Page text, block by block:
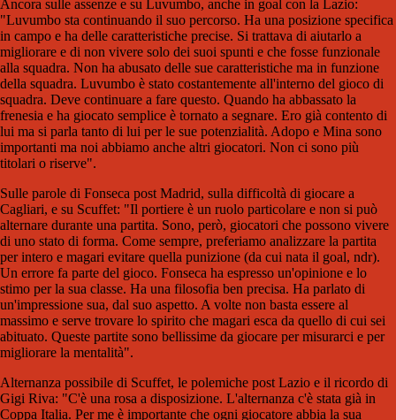
Ancora sulle assenze e su Luvumbo, anche in goal con la Lazio:
"Luvumbo sta continuando il suo percorso. Ha una posizione specifica
in campo e ha delle caratteristiche precise. Si trattava di aiutarlo a
migliorare e di non vivere solo dei suoi spunti e che fosse funzionale
alla squadra. Non ha abusato delle sue caratteristiche ma in funzione
della squadra. Luvumbo è stato costantemente all'interno del gioco di
squadra. Deve continuare a fare questo. Quando ha abbassato la
frenesia e ha giocato semplice è tornato a segnare. Ero già contento di
lui ma si parla tanto di lui per le sue potenzialità. Adopo e Mina sono
importanti ma noi abbiamo anche altri giocatori. Non ci sono più
titolari o riserve".
Sulle parole di Fonseca post Madrid, sulla difficoltà di giocare a
Cagliari, e su Scuffet: "Il portiere è un ruolo particolare e non si può
alternare durante una partita. Sono, però, giocatori che possono vivere
di uno stato di forma. Come sempre, preferiamo analizzare la partita
per intero e magari evitare quella punizione (da cui nata il goal, ndr).
Un errore fa parte del gioco. Fonseca ha espresso un'opinione e lo
stimo per la sua classe. Ha una filosofia ben precisa. Ha parlato di
un'impressione sua, dal suo aspetto. A volte non basta essere al
massimo e serve trovare lo spirito che magari esca da quello di cui sei
abituato. Queste partite sono bellissime da giocare per misurarci e per
migliorare la mentalità".
Alternanza possibile di Scuffet, le polemiche post Lazio e il ricordo di
Gigi Riva: "C'è una rosa a disposizione. L'alternanza c'è stata già in
Coppa Italia. Per me è importante che ogni giocatore abbia la sua